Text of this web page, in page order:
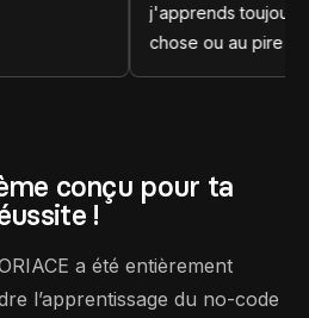
j'apprends toujours de nouvelle
chose ou au pire des cas c'est
un très bon rappel.
conçu pour ta
!
a été entièrement
l’apprentissage du no-code